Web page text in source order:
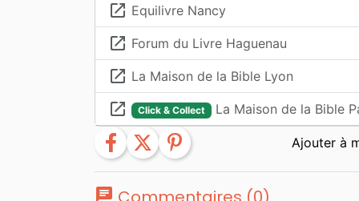
launch Equilivre Nancy
launch Forum du Livre Haguenau
launch La Maison de la Bible Lyon
launch Click & Collect La Maison de la Bible
facebook twitter pinterest
chat